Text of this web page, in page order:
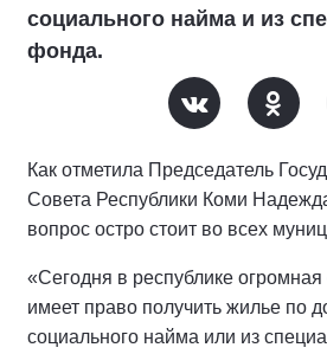
социального найма и из
фонда.
Как отметила Председатель
Совета Республики Коми
вопрос остро стоит во всех
«Сегодня в республике огромная
имеет право получить жилье по
социального найма или из